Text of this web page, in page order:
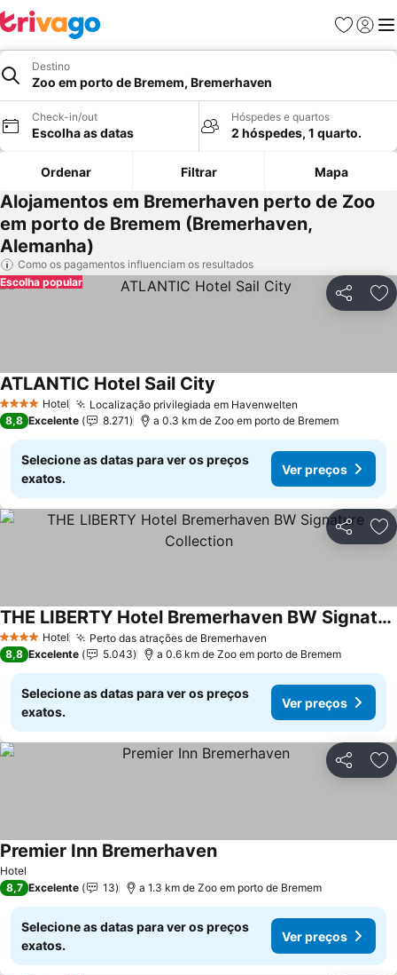
Favoritos
Iniciar
Destino
Zoo em porto de Bremem, Bremerhaven
Check-in/out
Escolha as datas
Hóspedes e quartos
2 hóspedes, 1 quarto.
Ordenar Filtrar Mapa
Alojamentos em Bremerhaven perto de Zoo
em porto de Bremem (Bremerhaven,
Alemanha)
Como os pagamentos influenciam os resultados
Partilhar
Escolha popular
4 EstrelasHotel Localização privilegiada em Havenwelten
ATLANTIC Hotel Sail City
8,8 Excelente 8.271 a 0.3 km de Zoo em porto de Bremem
Selecione as datas para ver os preços
exatos.
Ver preços
Partilhar
4 EstrelasHotel Perto das atrações de Bremerhaven
THE LIBERTY Hotel Bremerhaven BW Signature Collection
Ver preços
8,8 Excelente 5.043 a 0.6 km de Zoo em porto de Bremem
Selecione as datas para ver os preços
exatos.
Ver preços
Partilhar
Hotel
Premier Inn BremerhavenVer preços
8,7 Excelente 13 a 1.3 km de Zoo em porto de Bremem
Selecione as datas para ver os preços
exatos.
Ver preços